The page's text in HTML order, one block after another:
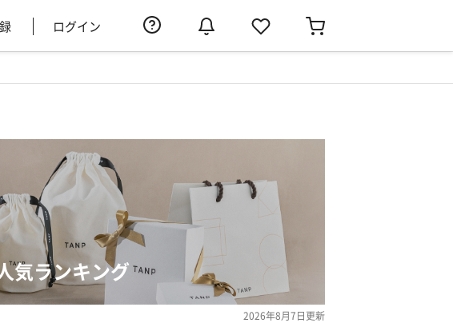
ログイン
気ランキング
2026年8月7日更新